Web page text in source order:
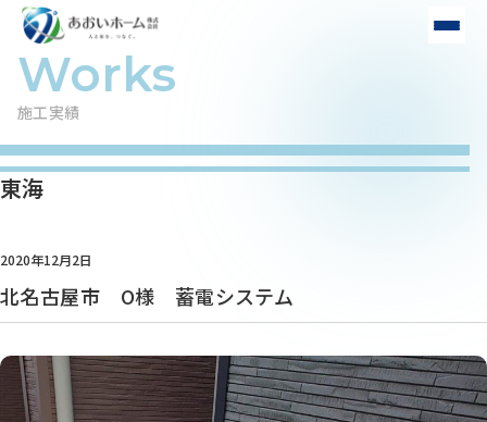
施工実績
東海
2020年12月2日
北名古屋市 O様 蓄電システム